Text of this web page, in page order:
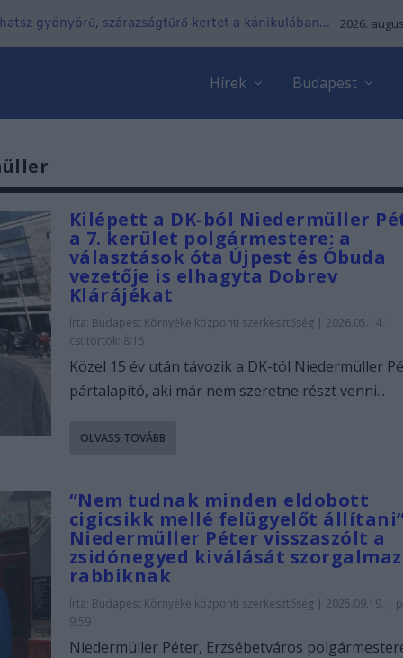
gyönyörű, szárazságtűrő kertet a kánikulában... 2026.
Hírek Budapest
Kilépett a DK-ból Niedermüller
a 7. kerület polgármestere: a
választások óta Újpest és Óbuda
vezetője is elhagyta Dobrev
Klárájékat
Írta: Budapest Környéke központi szerkesztőség| 2026.05.14. |
csütörtök: 8:15
Közel 15 év után távozik a DK-tól Niedermüller
pártalapító, aki már nem szeretne részt venni...
OLVASS TOVÁBB
“Nem tudnak minden eldobott
cigicsikk mellé felügyelőt
Niedermüller Péter visszaszólt a
zsidónegyed kiválását
rabbiknak
Írta: Budapest Környéke központi szerkesztőség| 2025.09.19. |
9:59
Niedermüller Péter, Erzsébetváros